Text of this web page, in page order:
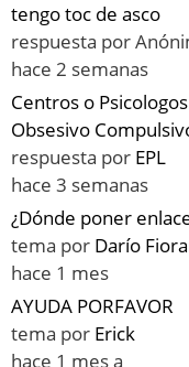
tengo toc de asco
respuesta por
hace 2 semanas
Centros o
Obsesivo
respuesta por EPL
hace 3 semanas
¿Dónde poner
tema por Darío
hace 1 mes
AYUDA PORFAVOR
tema por Erick
hace 1 mes a